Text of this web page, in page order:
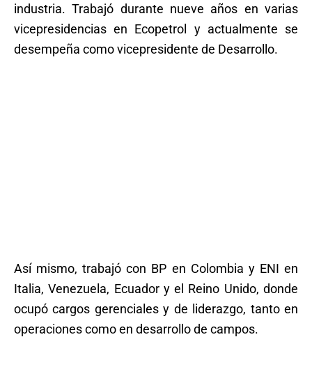
industria. Trabajó durante nueve años en varias
vicepresidencias en Ecopetrol y actualmente se
desempeña como vicepresidente de Desarrollo.
Así mismo, trabajó con BP en Colombia y ENI en
Italia, Venezuela, Ecuador y el Reino Unido, donde
ocupó cargos gerenciales y de liderazgo, tanto en
operaciones como en desarrollo de campos.